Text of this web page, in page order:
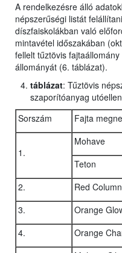
A rendelkezésre álló
népszerűségi listát
díszfaiskolákban való
mintavétel időszakában
fellelt tűztövis
állományát (6. táblázat).
táblázat: Tűztövis
szaporítóanyag
Sorszám
Fajta
1.
Mohave
Teton
2.
Red
3.
Orange
4.
Orange